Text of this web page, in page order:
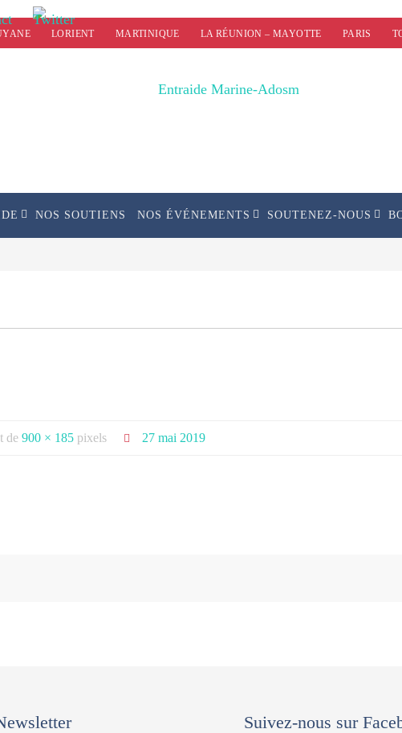
LORIENT MARTINIQUE LA RÉUNION – MAYOTTE PARIS
NOS SOUTIENS NOS ÉVÉNEMENTS SOUTENEZ-NOUS
de 900 × 185pixels 27 mai 2019
Suivez-nous sur